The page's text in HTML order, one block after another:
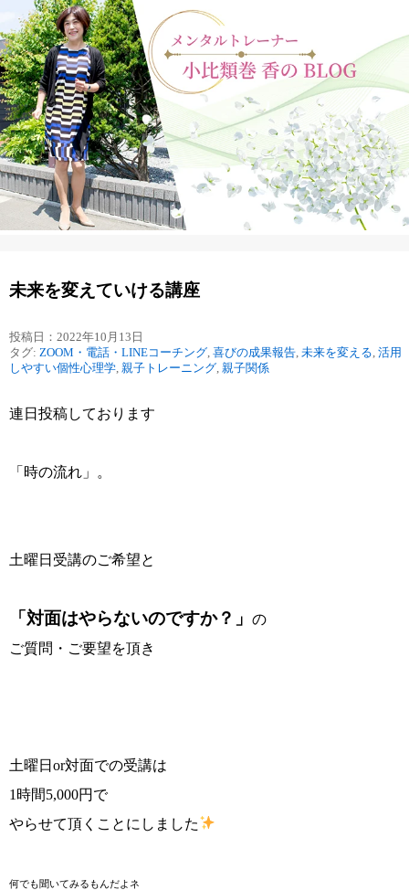
未来を変えていける講座
投稿日：2022年10月13日
タグ: ZOOM・電話・LINEコーチング 喜びの成果報告 未来を変える 活用
しやすい個性心理学 親子トレーニング 親子関係
連日投稿しております
「時の流れ」。
土曜日受講のご希望と
「対面はやらないのですか？」 の
ご質問・ご要望を頂き
土曜日or対面での受講は
1時間5,000円で
やらせて頂くことにしました
何でも聞いてみるもんだよネ